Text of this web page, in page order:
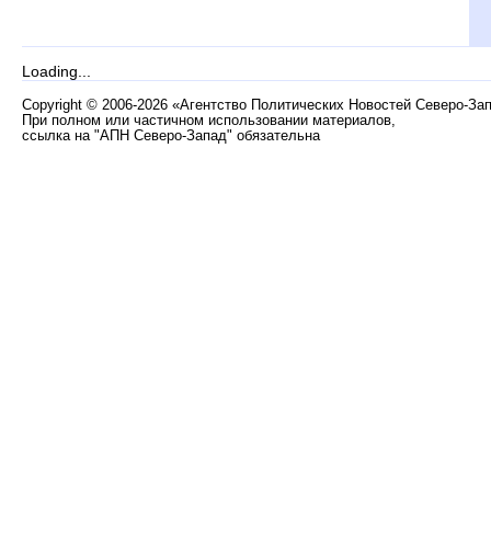
Loading...
Copyright © 2006-2026 «Агентство Политических Новостей Северо-
При полном или частичном использовании материалов,
ссылка на "АПН Северо-Запад" обязательна